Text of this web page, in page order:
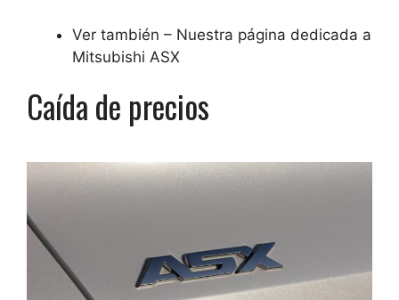
Ver también – Nuestra página dedicada a
Mitsubishi ASX
Caída de precios